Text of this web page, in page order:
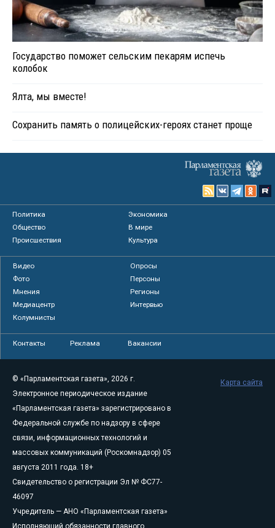
Государство поможет сельским пекарям испечь
колобок
Ялта, мы вместе!
Сохранить память о полицейских-героях станет проще
Политика
Экономика
Общество
В мире
Происшествия
Культура
Видео
Опросы
Фото
Персоны
Мнения
Регионы
Медиацентр
Интервью
Колумнисты
Контакты Реклама Вакансии
© «Парламентская газета», 2026 г.
Электронное периодическое издание
«Парламентская газета» зарегистрировано в
Федеральной службе по надзору в сфере
связи, информационных технологий и
массовых коммуникаций (Роскомнадзор) 05
августа 2011 года. 18+
Свидетельство о регистрации Эл № ФС77-
46097
Учредитель — АНО «Парламентская газета»
Карта сайта